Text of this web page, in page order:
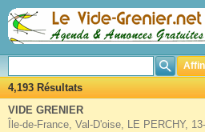
4,193 Résultats
VIDE GRENIER
Île-de-France, Val-D'oise, LE PERCHY,